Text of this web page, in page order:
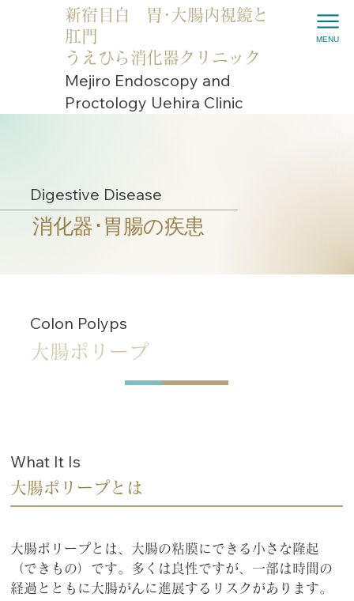
新宿目白 胃･大腸内視鏡と
肛門
うえひら消化器クリニック
Mejiro Endoscopy and
Proctology Uehira Clinic
MENU
Digestive Disease
消化器･胃腸の疾患
Colon Polyps
大腸ポリープ
What It Is
大腸ポリープとは
大腸ポリープとは、大腸の粘膜にできる小さな隆起
（できもの）です。多くは良性ですが、一部は時間の
経過とともに大腸がんに進展するリスクがあります。